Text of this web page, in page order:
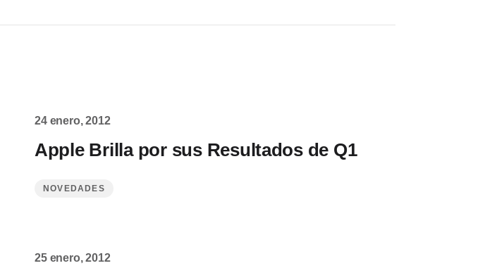
24 enero, 2012
Apple Brilla por sus Resultados de Q1
NOVEDADES
25 enero, 2012